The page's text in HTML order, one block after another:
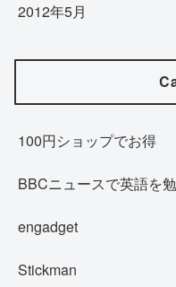
2012年5月
100円ショップでお得
BBCニュースで英語を
engadget
Stickman